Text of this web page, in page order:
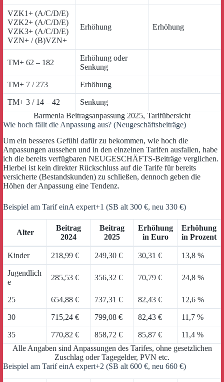
VZK1+ (A/C/D/E)
VZK2+ (A/C/D/E)
VZK3+ (A/C/D/E)
VZN+ / (B)VZN+
Erhöhung Erhöhung
TM+ 62 – 182
Erhöhung oder
Senkung
TM+ 7 / 273 Erhöhung
TM+ 3 / 14 – 42
Senkung
Barmenia Beitragsanpassung 2025, Tarifübersicht
Wie hoch fällt die Anpassung aus? (Neugeschäftsbeiträge)
Um ein besseres Gefühl dafür zu bekommen, wie hoch die
Anpassungen aussehen und in den einzelnen Tarifen ausfallen, habe
ich die bereits verfügbaren NEUGESCHÄFTS-Beiträge verglichen.
Hierbei ist kein direkter Rückschluss auf die Tarife für bereits
versicherte (Bestandskunden) zu schließen, dennoch geben die
Höhen der Anpassung eine Tendenz.
Beispiel am Tarif einA expert+1 (SB alt 300 €, neu 330 €)
Alter
Beitrag
2024
Beitrag
2025
Erhöhung
in Euro
Erhöhung
in Prozent
Kinder 218,99 € 249,30 € 30,31 € 13,8 %
Jugendlich
e
285,53 € 356,32 € 70,79 € 24,8 %
25 654,88 € 737,31 € 82,43 € 12,6 %
30 715,24 € 799,08 € 82,43 € 11,7 %
35 770,82 € 858,72 € 85,87 €
11,4 %
Alle Angaben sind Anpassungen des Tarifes, ohne gesetzlichen
Zuschlag oder Tagegelder, PVN etc.
Beispiel am Tarif einA expert+2 (SB alt 600 €, neu 660 €)